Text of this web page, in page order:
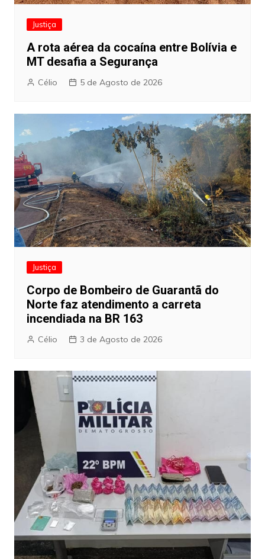
Justiça
A rota aérea da cocaína entre Bolívia e
MT desafia a Segurança
Célio 5 de Agosto de 2026
Justiça
Corpo de Bombeiro de Guarantã do
Norte faz atendimento a carreta
incendiada na BR 163
Célio 3 de Agosto de 2026